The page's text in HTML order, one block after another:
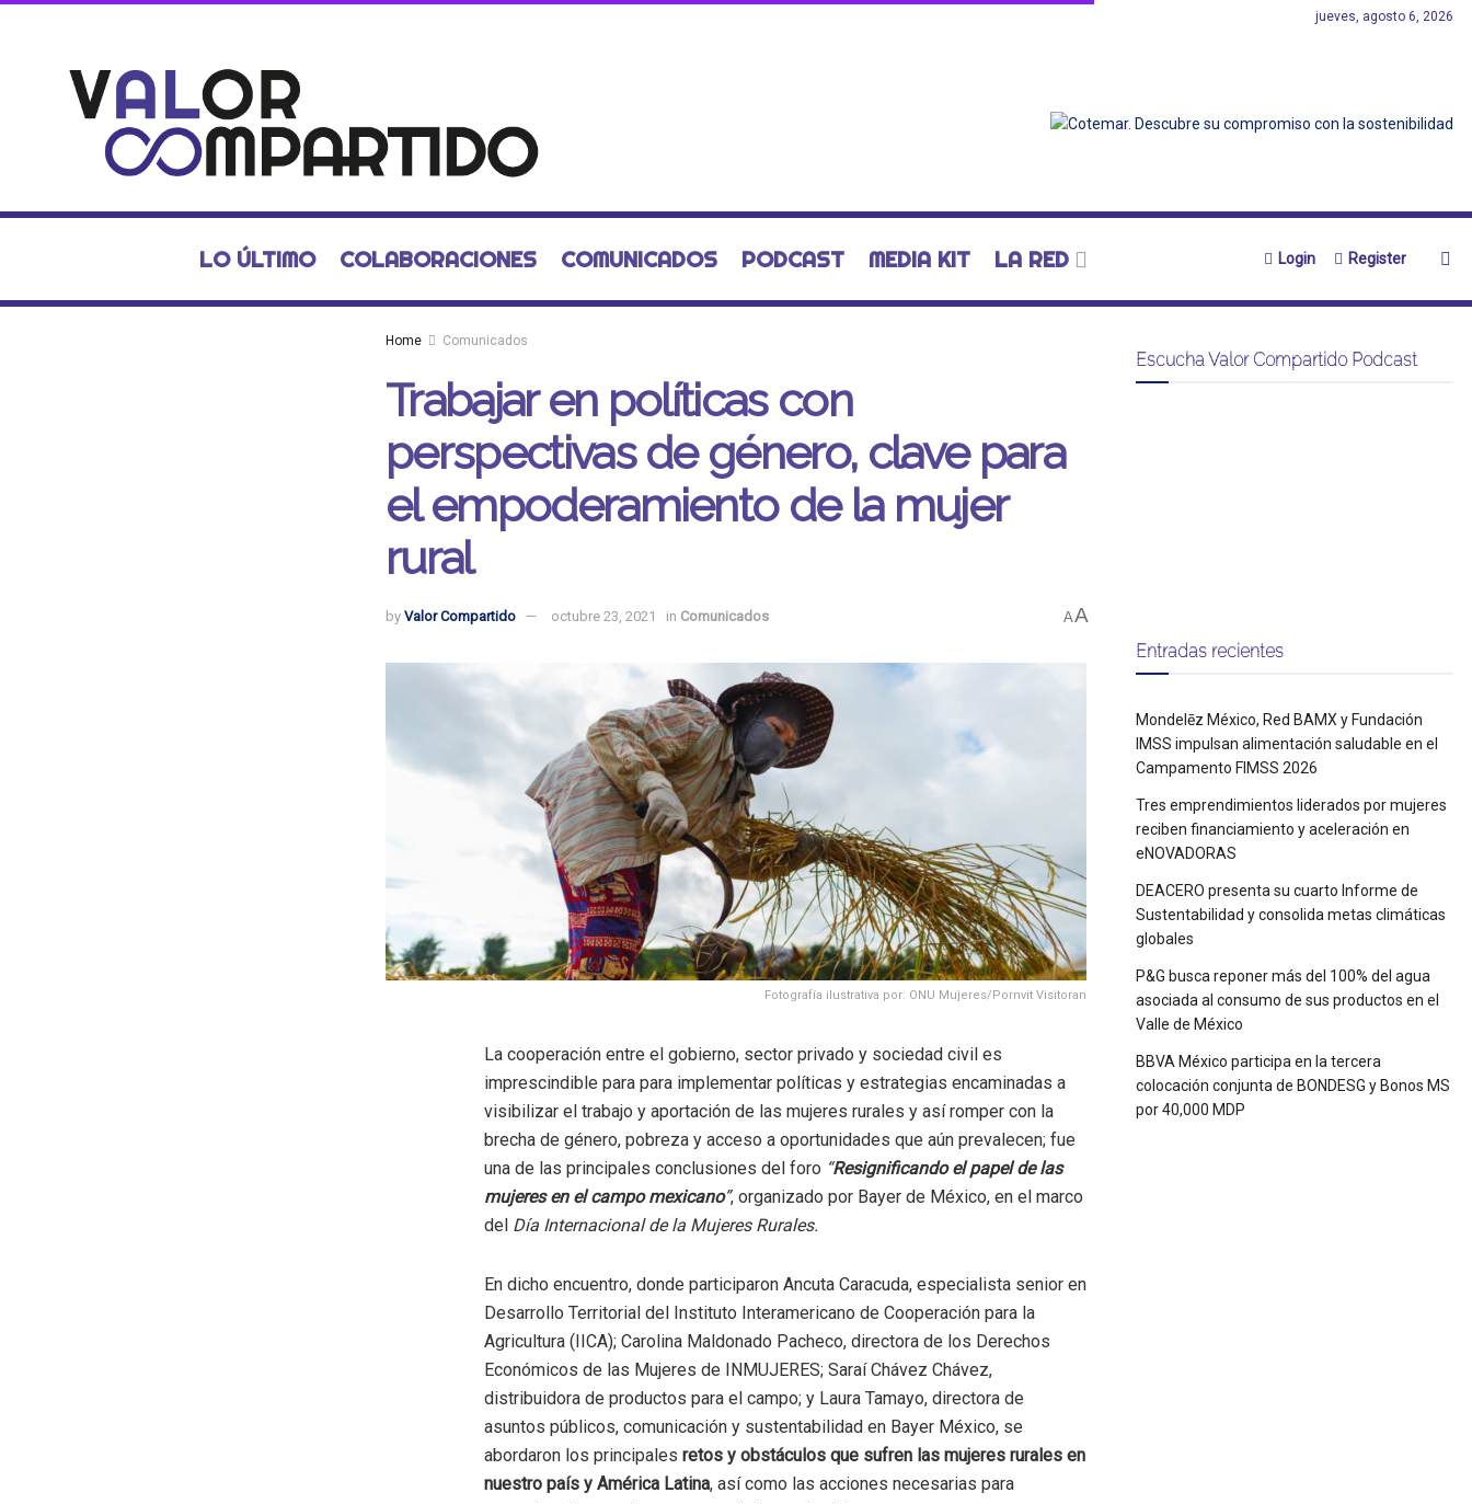
jueves, agosto 6, 2026
LO ÚLTIMO COLABORACIONES COMUNICADOS PODCAST MEDIA KIT LA RED Login Register
Home Comunicados
Trabajar en políticas con
perspectivas de género, clave para
el empoderamiento de la mujer
rural
by Valor Compartido octubre 23, 2021 in Comunicados AA
Fotografía ilustrativa por: ONU Mujeres/Pornvit Visitoran
La cooperación entre el gobierno, sector privado y sociedad civil es
imprescindible para para implementar políticas y estrategias encaminadas a
visibilizar el trabajo y aportación de las mujeres rurales y así romper con la
brecha de género, pobreza y acceso a oportunidades que aún prevalecen; fue
una de las principales conclusiones del foro “Resignificando el papel de las
mujeres en el campo mexicano”, organizado por Bayer de México, en el marco
del Día Internacional de la Mujeres Rurales.
En dicho encuentro, donde participaron Ancuta Caracuda, especialista senior en
Desarrollo Territorial del Instituto Interamericano de Cooperación para la
Agricultura (IICA); Carolina Maldonado Pacheco, directora de los Derechos
Económicos de las Mujeres de INMUJERES; Saraí Chávez Chávez,
distribuidora de productos para el campo; y Laura Tamayo, directora de
asuntos públicos, comunicación y sustentabilidad en Bayer México, se
abordaron los principales retos y obstáculos que sufren las mujeres rurales en
nuestro país y América Latina, así como las acciones necesarias para
Escucha Valor Compartido Podcast
Entradas recientes
Mondelēz México, Red BAMX y Fundación
IMSS impulsan alimentación saludable en el
Campamento FIMSS 2026
Tres emprendimientos liderados por mujeres
reciben financiamiento y aceleración en
eNOVADORAS
DEACERO presenta su cuarto Informe de
Sustentabilidad y consolida metas climáticas
globales
P&G busca reponer más del 100% del agua
asociada al consumo de sus productos en el
Valle de México
BBVA México participa en la tercera
colocación conjunta de BONDESG y Bonos MS
por 40,000 MDP